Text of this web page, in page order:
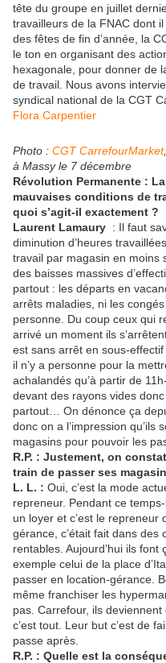
tête du groupe en juillet
travailleurs de la FNAC dont
des fêtes de fin d’année, la
le ton en organisant des
hexagonale, pour donner de
de travail. Nous avons
syndical national de la CGT
Flora Carpentier
Photo : CGT CarrefourMarket
à Massy le 7 décembre
Révolution Permanente :
mauvaises conditions de
quoi s’agit-il exactement ?
Laurent Lamaury : Il faut
diminution d’heures
travail par magasin en moins
des baisses massives
partout : les départs en
arrêts maladies, ni les
personne. Du coup ceux qui
arrivé un moment ils
est sans arrêt en sous-
il n’y a personne pour la
achalandés qu’à partir de
devant des rayons vides
partout… On dénonce ça
donc on a l’impression qu’ils
magasins pour pouvoir les
R.P. : Justement, on
train de passer ses
L. L. : Oui, c’est la mode
repreneur. Pendant ce
un loyer et c’est le repreneur
gérance, c’était fait dans des
rentables. Aujourd’hui ils
exemple celui de la place
passer en location-gérance.
même franchiser les
pas. Carrefour, ils
c’est tout. Leur but c’est de
passe après.
R.P. : Quelle est la